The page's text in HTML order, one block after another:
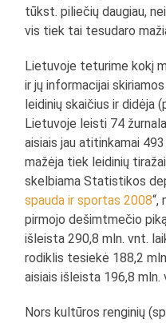
tūkst. piliečių daugiau,
vis tiek tai tesudaro
Lietuvoje teturime kokį
ir jų informacijai
leidinių skaičius ir didėja
Lietuvoje leisti 74
aisiais jau atitinkamai
mažėja tiek leidinių
skelbiama Statistikos
spauda ir sportas 2008“,
pirmojo dešimtmečio
išleista 290,8 mln. vnt.
rodiklis tesiekė 188,2
aisiais išleista 196,8 mln.
Nors kultūros renginių